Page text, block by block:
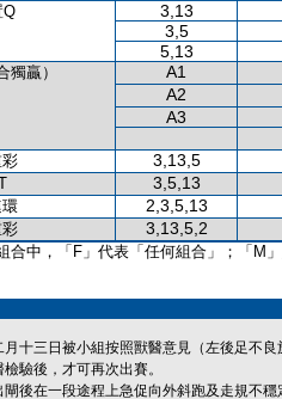
Q 3,13
3,5
5,13
獨贏） A1
A2
A3
3,13,5
3,5,13
2,3,5,13
3,13,5,2
合中，「F」代表「任何組合」；「M
月十三日被小組按照獸醫意見（左後足不
驗後，才可再次出賽。
閘後在一段途程上急促向外斜跑及走規不